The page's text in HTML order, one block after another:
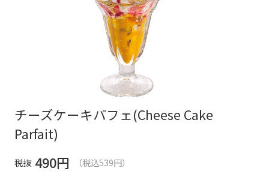
チーズケーキパフェ(Cheese Cake
Parfait)
税抜 490円 （税込539円）